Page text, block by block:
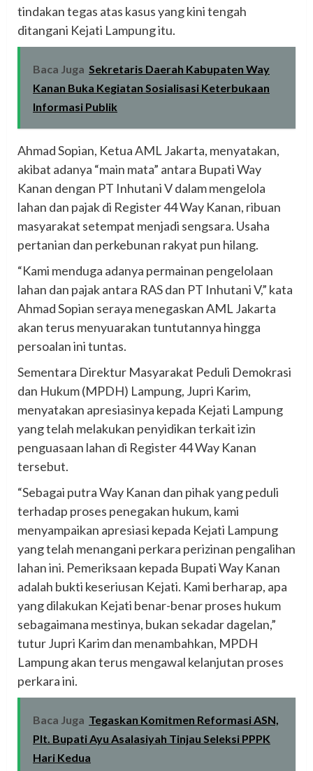
tindakan tegas atas kasus yang kini tengah
ditangani Kejati Lampung itu.
Baca Juga Sekretaris Daerah Kabupaten Way
Kanan Buka Kegiatan Sosialisasi Keterbukaan
Informasi Publik
Ahmad Sopian, Ketua AML Jakarta, menyatakan,
akibat adanya “main mata” antara Bupati Way
Kanan dengan PT Inhutani V dalam mengelola
lahan dan pajak di Register 44 Way Kanan, ribuan
masyarakat setempat menjadi sengsara. Usaha
pertanian dan perkebunan rakyat pun hilang.
“Kami menduga adanya permainan pengelolaan
lahan dan pajak antara RAS dan PT Inhutani V,” kata
Ahmad Sopian seraya menegaskan AML Jakarta
akan terus menyuarakan tuntutannya hingga
persoalan ini tuntas.
Sementara Direktur Masyarakat Peduli Demokrasi
dan Hukum (MPDH) Lampung, Jupri Karim,
menyatakan apresiasinya kepada Kejati Lampung
yang telah melakukan penyidikan terkait izin
penguasaan lahan di Register 44 Way Kanan
tersebut.
“Sebagai putra Way Kanan dan pihak yang peduli
terhadap proses penegakan hukum, kami
menyampaikan apresiasi kepada Kejati Lampung
yang telah menangani perkara perizinan pengalihan
lahan ini. Pemeriksaan kepada Bupati Way Kanan
adalah bukti keseriusan Kejati. Kami berharap, apa
yang dilakukan Kejati benar-benar proses hukum
sebagaimana mestinya, bukan sekadar dagelan,”
tutur Jupri Karim dan menambahkan, MPDH
Lampung akan terus mengawal kelanjutan proses
perkara ini.
Baca Juga Tegaskan Komitmen Reformasi ASN,
Plt. Bupati Ayu Asalasiyah Tinjau Seleksi PPPK
Hari Kedua